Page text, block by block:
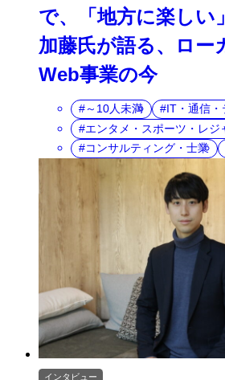
で、「地方に楽しい
加藤氏が語る、ロー
Web事業の今
～10人未満
IT・通信・
エンタメ・スポーツ・レジ
コンサルティング・士業
インタビュー